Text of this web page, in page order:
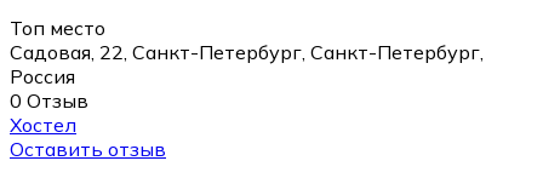
Топ место
Садовая, 22, Санкт-Петербург, Санкт-Петербург,
Россия
0 Отзыв
Хостел
Оставить отзыв